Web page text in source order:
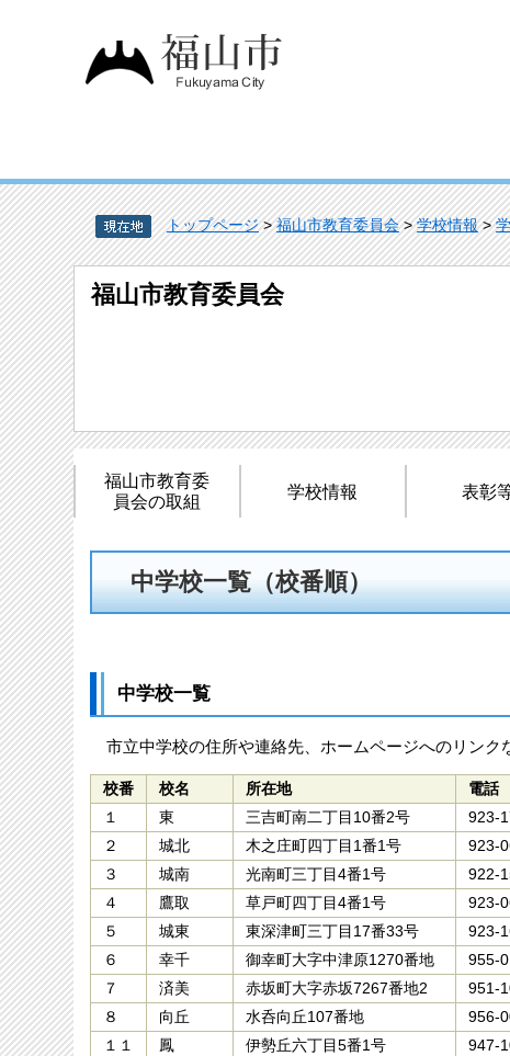
トップページ>福山市教育委員会>学校情報>
福山市教育委員会
福山市教育委
員会の取組
学校情報 表彰
中学校一覧（校番順）
中学校一覧
市立中学校の住所や連絡先、ホームページへのリンク
校番 校名 所在地 電話
１
東 三吉町南二丁目10番2号 923-
２
城北 木之庄町四丁目1番1号 923-
３
城南 光南町三丁目4番1号 922-
４
鷹取 草戸町四丁目4番1号 923-
５
城東 東深津町三丁目17番33号 923-
６
幸千 御幸町大字中津原1270番地 955-
７
済美 赤坂町大字赤坂7267番地2 951-
８
向丘 水呑向丘107番地 956-
１１
鳳 伊勢丘六丁目5番1号 947-